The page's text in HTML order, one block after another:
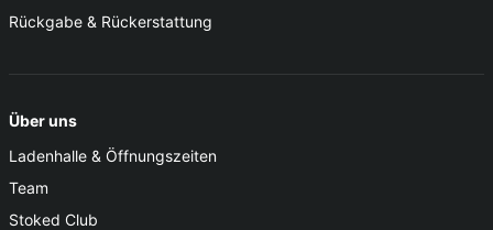
Rückgabe & Rückerstattung
Über uns
Ladenhalle & Öffnungszeiten
Team
Stoked Club